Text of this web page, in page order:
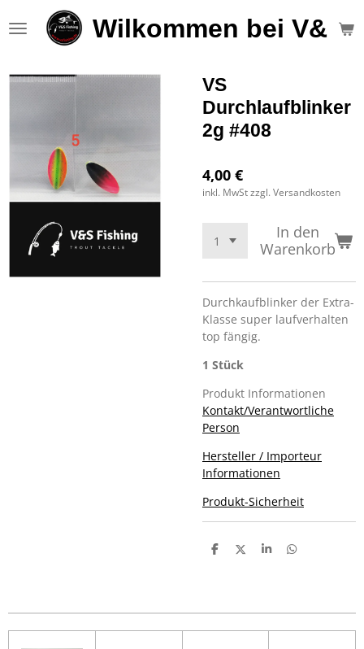
Hauptinhalt
Wilkommen bei V&S
VS
Durchlaufblinker
2g #408
4,00 €
inkl. MwSt zzgl. Versandkosten
In den
Warenkorb
Durchkaufblinker der Extra-
Klasse super laufverhalten
top fängig.
1 Stück
Produkt Informationen
Kontakt/Verantwortliche
Person
Hersteller / Importeur
Informationen
Produkt-Sicherheit
T
n
T
n
T
n
T
n